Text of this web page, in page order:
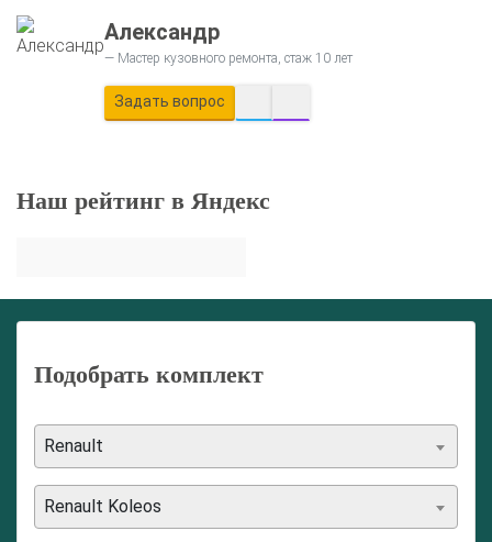
Александр
Мастер кузовного ремонта, стаж 10 лет
Задать вопрос
Наш рейтинг в Яндекс
Подобрать комплект
Renault
Renault Koleos